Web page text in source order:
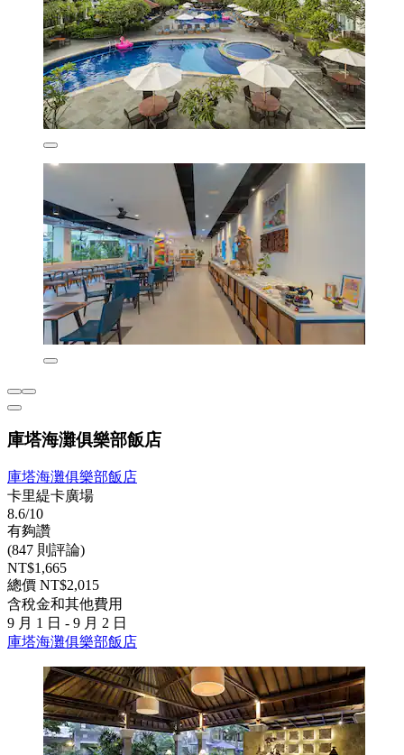
庫塔海灘俱樂部飯店
庫塔海灘俱樂部飯店
卡里緹卡廣場
8.6/10
有夠讚
(847 則評論)
NT$1,665
總價 NT$2,015
含稅金和其他費用
9 月 1 日 - 9 月 2 日
庫塔海灘俱樂部飯店